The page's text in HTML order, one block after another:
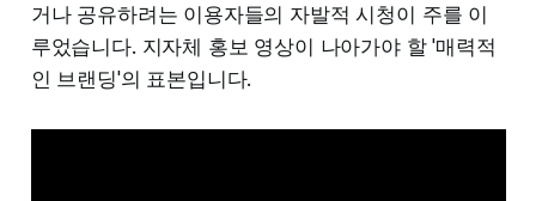
거나 공유하려는 이용자들의 자발적 시청이 주를 이
루었습니다. 지자체 홍보 영상이 나아가야 할 '매력적
인 브랜딩'의 표본입니다.